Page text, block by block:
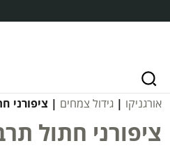
אורגניקו | גידול צמחים | ציפורני
ציפורני חתול